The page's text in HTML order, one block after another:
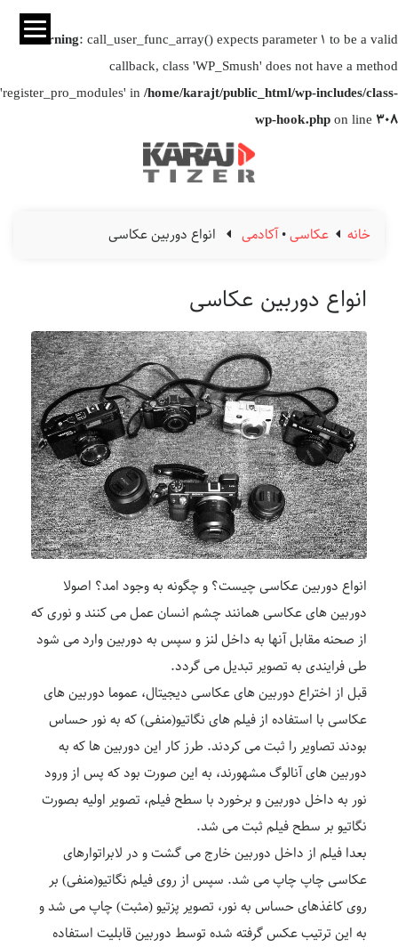
Warning: call_user_func_array() expects parameter 1 to be a valid
callback, class 'WP_Smush' does not have a method
'register_pro_modules' in/home/karajt/public_html/wp-includes/class-
wp-hook.phpon line 308
خانه عکاسی•آکادمی انواع دوربین عکاسی
انواع دوربین عکاسی
انواع دوربین عکاسی چیست؟ و چگونه به وجود امد؟ اصولا
دوربین های عکاسی همانند چشم انسان عمل می کنند و نوری که
از صحنه مقابل آنها به داخل لنز و سپس به دوربین وارد می شود
طی فرایندی به تصویر تبدیل می گردد.
قبل از اختراع دوربین های عکاسی دیجیتال، عموما دوربین های
عکاسی با استفاده از فیلم های نگاتیو(منفی) که به نور حساس
بودند تصاویر را ثبت می کردند. طرز کار این دوربین ها که به
دوربین های آنالوگ مشهورند، به این صورت بود که پس از ورود
نور به داخل دوربین و برخورد با سطح فیلم، تصویر اولیه بصورت
نگاتیو بر سطح فیلم ثبت می شد.
بعدا فیلم از داخل دوربین خارج می گشت و در لابراتوارهای
عکاسی چاپ چاپ می شد. سپس از روی فیلم نگاتیو(منفی) بر
روی کاغذهای حساس به نور، تصویر پزتیو (مثبت) چاپ می شد و
به این ترتیب عکس گرفته شده توسط دوربین قابلیت استفاده